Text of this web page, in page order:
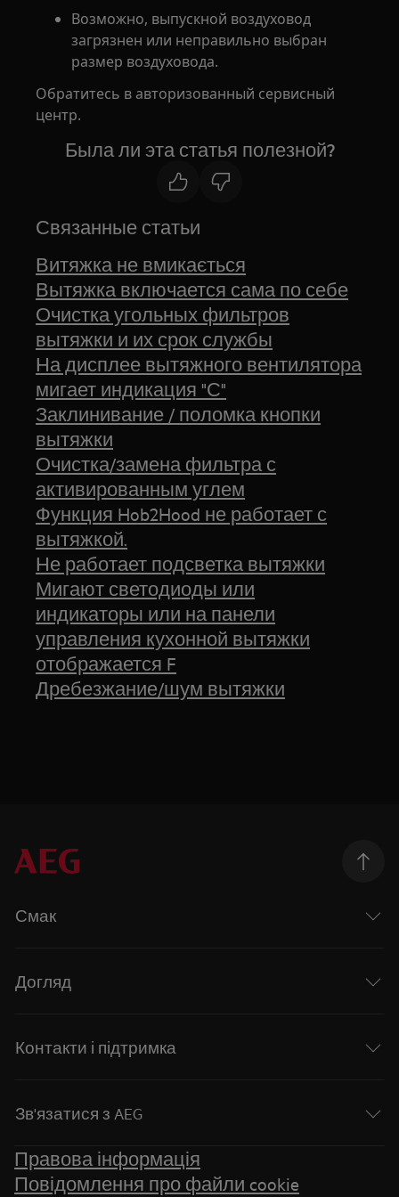
Возможно, выпускной воздуховод
загрязнен или неправильно выбран
размер воздуховода.
Обратитесь в авторизованный сервисный
центр.
Была ли эта статья полезной?
Связанные статьи
Витяжка не вмикається
Вытяжка включается сама по себе
Очистка угольных фильтров
вытяжки и их срок службы
На дисплее вытяжного вентилятора
мигает индикация "С"
Заклинивание / поломка кнопки
вытяжки
Очистка/замена фильтра с
активированным углем
Функция Hob2Hood не работает с
вытяжкой.
Не работает подсветка вытяжки
Мигают светодиоды или
индикаторы или на панели
управления кухонной вытяжки
отображается F
Дребезжание/шум вытяжки
Смак
Догляд
Контакти і підтримка
Зв'язатися з AEG
Правова інформація
Повідомлення про файли cookie